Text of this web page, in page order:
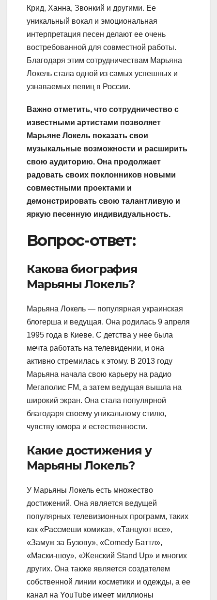
Крид, Ханна, Звонкий и другими. Ее
уникальный вокал и эмоциональная
интерпретация песен делают ее очень
востребованной для совместной работы.
Благодаря этим сотрудничествам Марьяна
Локель стала одной из самых успешных и
узнаваемых певиц в России.
Важно отметить, что сотрудничество с
известными артистами позволяет
Марьяне Локель показать свои
музыкальные возможности и расширить
свою аудиторию. Она продолжает
радовать своих поклонников новыми
совместными проектами и
демонстрировать свою талантливую и
яркую песенную индивидуальность.
Вопрос-ответ:
Какова биография
Марьяны Локель?
Марьяна Локель — популярная украинская
блогерша и ведущая. Она родилась 9 апреля
1995 года в Киеве. С детства у нее была
мечта работать на телевидении, и она
активно стремилась к этому. В 2013 году
Марьяна начала свою карьеру на радио
Мегаполис FM, а затем ведущая вышла на
широкий экран. Она стала популярной
благодаря своему уникальному стилю,
чувству юмора и естественности.
Какие достижения у
Марьяны Локель?
У Марьяны Локель есть множество
достижений. Она является ведущей
популярных телевизионных программ, таких
как «Рассмеши комика», «Танцуют все»,
«Замуж за Бузову», «Comedy Баттл»,
«Маски-шоу», «Женский Stand Up» и многих
других. Она также является создателем
собственной линии косметики и одежды, а ее
канал на YouTube имеет миллионы